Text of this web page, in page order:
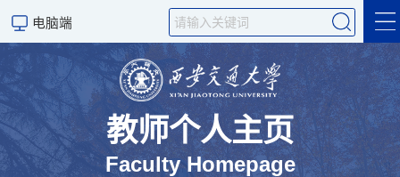
电脑端
简介 (CV)
Research & Teaching
Publications
教师个人主页
Faculty Homepage